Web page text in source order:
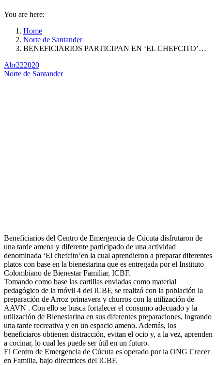
You are here:
Home
Norte de Santander
BENEFICIARIOS PARTICIPAN EN ‘EL CHEFCITO’…
Abr222020
Norte de Santander
Beneficiarios del Centro de Emergencia de Cúcuta disfrutaron de
una tarde amena y diferente participado de una actividad
denominada ‘El chefcito’en la cual aprendieron a preparar diferentes
platos con base en la bienestarina que es entregada por el Instituto
Colombiano de Bienestar Familiar, ICBF.
Tomando como base las cartillas enviadas como material
pedagógico de la móvil 4 del ICBF, se realizó con la población la
preparación de Arroz primavera y churros con la utilización de
AAVN . Con ello se busca fortalecer el consumo adecuado y la
utilización de Bienestarina en sus diferentes preparaciones, logrando
una tarde recreativa y en un espacio ameno. Además, los
beneficiaros obtienen distracción, evitan el ocio y, a la vez, aprenden
a cocinar, lo cual les puede ser útil en un futuro.
El Centro de Emergencia de Cúcuta es operado por la ONG Crecer
en Familia, bajo directrices del ICBF.